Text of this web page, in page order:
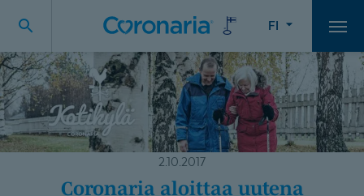
FI
2.10.2017
Coronaria aloittaa uutena